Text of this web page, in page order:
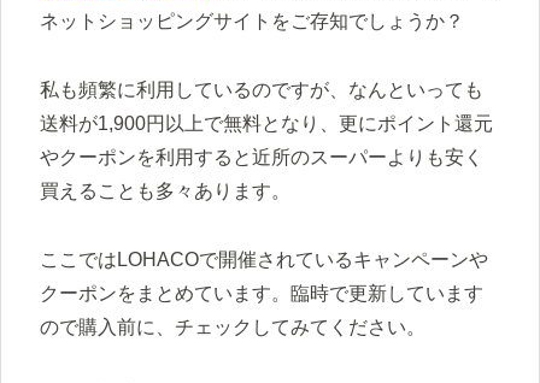
ネットショッピングサイトをご存知でしょうか？
私も頻繁に利用しているのですが、なんといっても
送料が1,900円以上で無料となり、更にポイント還元
やクーポンを利用すると近所のスーパーよりも安く
買えることも多々あります。
ここではLOHACOで開催されているキャンペーンや
クーポンをまとめています。臨時で更新しています
ので購入前に、チェックしてみてください。